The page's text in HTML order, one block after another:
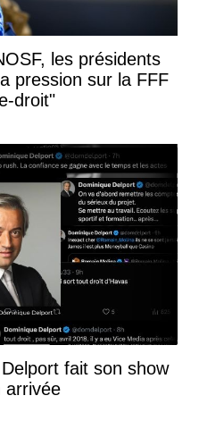
les présidents
pression sur la FFF
droit"
fait son show
arrivée